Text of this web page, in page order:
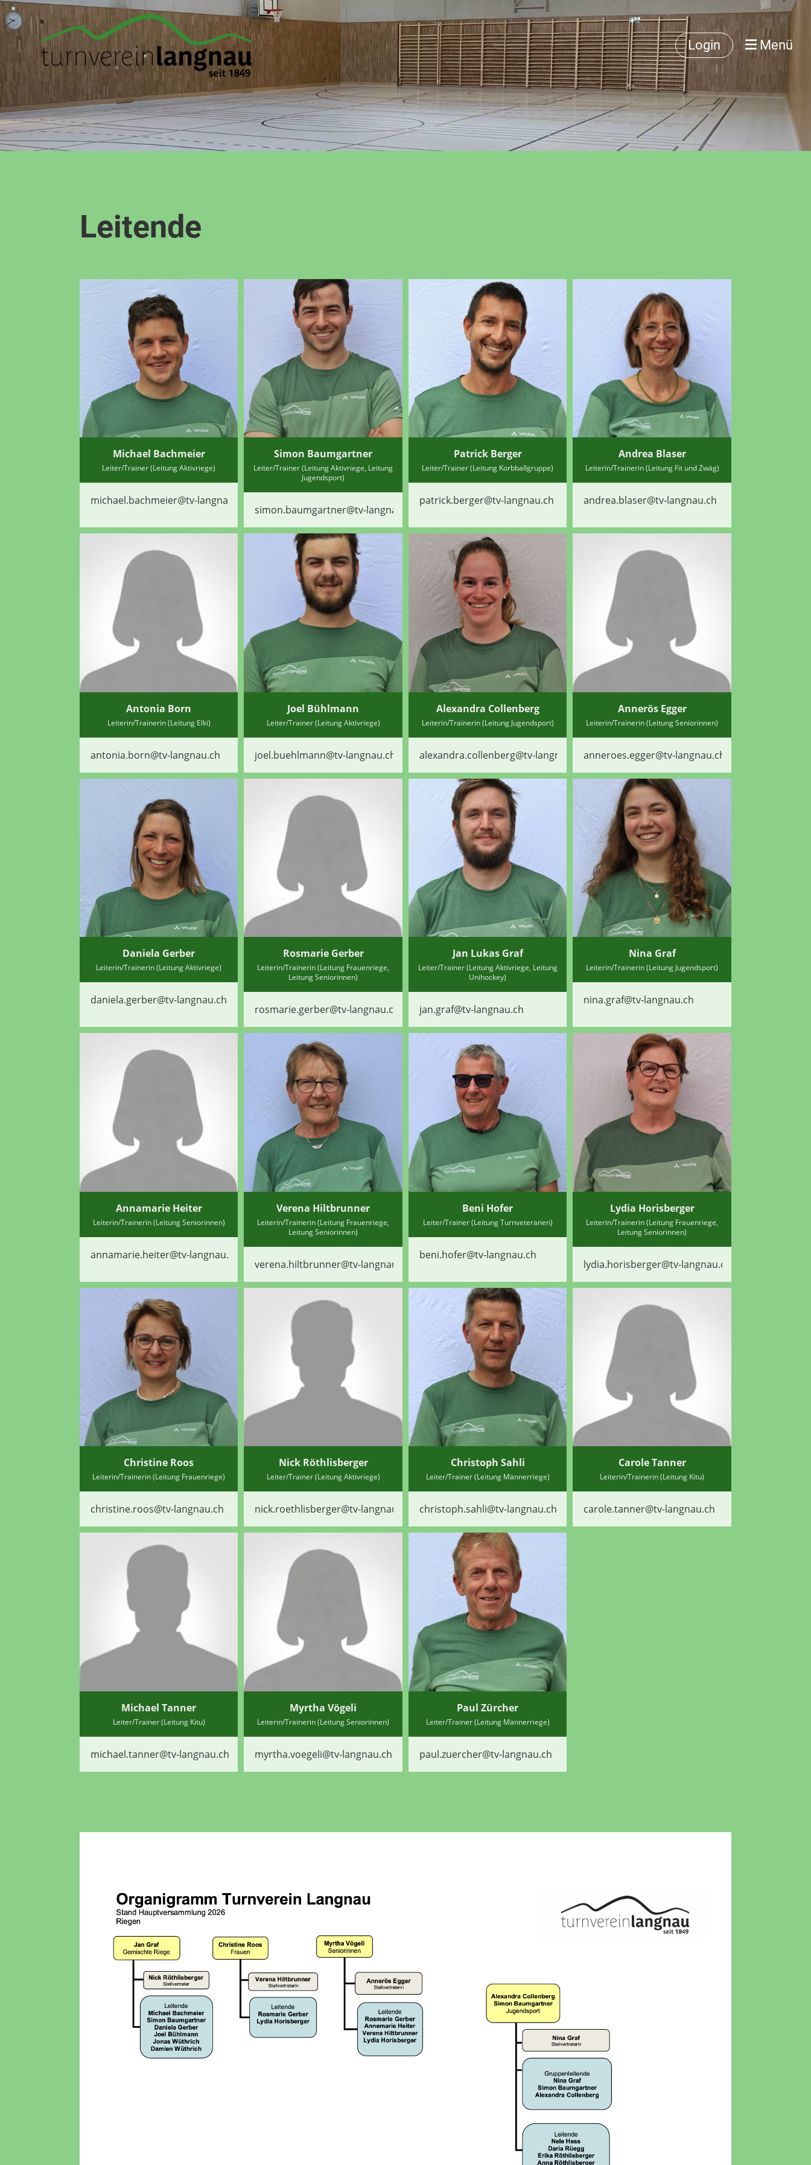
Login Menü
Leitende
Michael Bachmeier
Leiter/Trainer (Leitung Aktivriege)
michael.bachmeier@tv-langnau.ch
Simon Baumgartner
Leiter/Trainer (Leitung Aktivriege, Leitung
Jugendsport)
simon.baumgartner@tv-langnau.ch
Patrick Berger
Leiter/Trainer (Leitung Korbballgruppe)
patrick.berger@tv-langnau.ch
Andrea Blaser
Leiterin/Trainerin (Leitung Fit und Zwäg)
andrea.blaser@tv-langnau.ch
Antonia Born
Leiterin/Trainerin (Leitung Elki)
antonia.born@tv-langnau.ch
Joel Bühlmann
Leiter/Trainer (Leitung Aktivriege)
joel.buehlmann@tv-langnau.ch
Alexandra Collenberg
Leiterin/Trainerin (Leitung Jugendsport)
alexandra.collenberg@tv-langnau.ch
Annerös Egger
Leiterin/Trainerin (Leitung Seniorinnen)
anneroes.egger@tv-langnau.ch
Daniela Gerber
Leiterin/Trainerin (Leitung Aktivriege)
daniela.gerber@tv-langnau.ch
Rosmarie Gerber
Leiterin/Trainerin (Leitung Frauenriege,
Leitung Seniorinnen)
rosmarie.gerber@tv-langnau.ch
Jan Lukas Graf
Leiter/Trainer (Leitung Aktivriege, Leitung
Unihockey)
jan.graf@tv-langnau.ch
Nina Graf
Leiterin/Trainerin (Leitung Jugendsport)
nina.graf@tv-langnau.ch
Annamarie Heiter
Leiterin/Trainerin (Leitung Seniorinnen)
annamarie.heiter@tv-langnau.ch
Verena Hiltbrunner
Leiterin/Trainerin (Leitung Frauenriege,
Leitung Seniorinnen)
verena.hiltbrunner@tv-langnau.ch
Beni Hofer
Leiter/Trainer (Leitung Turnveteranen)
beni.hofer@tv-langnau.ch
Lydia Horisberger
Leiterin/Trainerin (Leitung Frauenriege,
Leitung Seniorinnen)
lydia.horisberger@tv-langnau.ch
Christine Roos
Leiterin/Trainerin (Leitung Frauenriege)
christine.roos@tv-langnau.ch
Nick Röthlisberger
Leiter/Trainer (Leitung Aktivriege)
nick.roethlisberger@tv-langnau.ch
Christoph Sahli
Leiter/Trainer (Leitung Männerriege)
christoph.sahli@tv-langnau.ch
Carole Tanner
Leiterin/Trainerin (Leitung Kitu)
carole.tanner@tv-langnau.ch
Michael Tanner
Leiter/Trainer (Leitung Kitu)
michael.tanner@tv-langnau.ch
Myrtha Vögeli
Leiterin/Trainerin (Leitung Seniorinnen)
myrtha.voegeli@tv-langnau.ch
Paul Zürcher
Leiter/Trainer (Leitung Männerriege)
paul.zuercher@tv-langnau.ch